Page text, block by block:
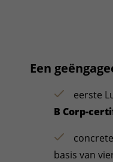
Een
eerste
B Corp-
basis van